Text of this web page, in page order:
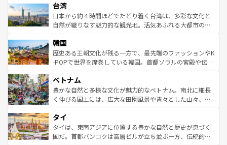
ならではの贅沢な旅のスタイルだ。 なお、新着のアメリカ
情報はコンテンツ一覧を参照してほしい。
れるおもてなしの心で訪れる人々を迎えてくれるハワイの
人々、おいしいローカルフードやハワイアンミュージッ
ク、伝統的なフラダンスなど、すべてがハワイの魅力を彩
ワイを、存分に味わってほしい。 なお、新着のハワイ情報
はコンテンツ一覧を参照してほしい。
リアリーフや大陸中央部にそびえるウルル（エアーズロッ
ク）、タスマニアの美しい原生林やケアンズの熱帯雨林な
ど、見どころがたくさん。また、カフェやワイン、オージ
いる。アクティビティも充実しており、サーフィンやダイ
ビング、ハイキングなど、アウトドア好きにはたまらな
い。オーストラリアの多彩な魅力を存分に味わいつくそ
参照してほしい。
台湾
日本から約４時間ほどでたどり着く台湾は、多彩な文化と
自然が織りなす魅力的な観光地。活気あふれる大都市の台
ン）、静ひつな山岳地帯である台湾東部など、都市の喧騒
と山間の静けさが共存しており、訪れる人に新しい発見と
驚きをもたらしてくれる。また、奥深い台湾の食文化も魅
容にもいいと評判のスイーツなど、バラエティ豊かな料理
が味わえる。 なお、新着の台湾情報は コンテンツ一覧を参
照してほしい。
韓国
歴史ある王朝文化が残る一方で、最先端のファッションやK
-POPで世界を席巻している韓国。首都ソウルの宮殿や伝統
き、地方に足を延ばせば四季折々の自然美を楽しむことが
できる。そして、キムチや焼肉、絶品のストリートフード
まで、さまざまな韓国料理が待っている。夜には、韓国な
リティに包まれながら、韓国の多彩な魅力を心ゆくまで味
わってみてほしい。 なお、新着の韓国情報はコンテンツ一
覧を参照してほしい。
ベトナム
豊かな自然と多様な文化が魅力的なベトナム。南北に細長
く伸びる国土には、広大な田園風景や青々とした山々、世
急速な発展と共に伝統が息づく。ハノイの古い町並みやホ
ーチミン市のフランス統治時代の建物も、独特の雰囲気を
醸し出している。また、バラエティの豊かさとおいしさで
タイ
タイは、東南アジアに位置する豊かな自然と歴史が息づく
国だ。首都バンコクは高層ビルが立ち並ぶ一方、伝統的な